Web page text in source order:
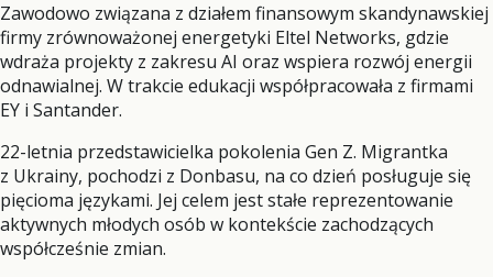
Zawodowo związana z działem finansowym skandynawskiej
firmy zrównoważonej energetyki Eltel Networks, gdzie
wdraża projekty z zakresu AI oraz wspiera rozwój energii
odnawialnej. W trakcie edukacji współpracowała z firmami
EY i Santander.
22-letnia przedstawicielka pokolenia Gen Z. Migrantka
z Ukrainy, pochodzi z Donbasu, na co dzień posługuje się
pięcioma językami. Jej celem jest stałe reprezentowanie
aktywnych młodych osób w kontekście zachodzących
współcześnie zmian.